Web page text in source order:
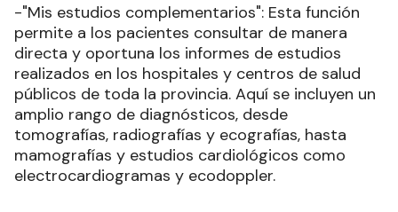
-"Mis estudios complementarios": Esta función
permite a los pacientes consultar de manera
directa y oportuna los informes de estudios
realizados en los hospitales y centros de salud
públicos de toda la provincia. Aquí se incluyen un
amplio rango de diagnósticos, desde
tomografías, radiografías y ecografías, hasta
mamografías y estudios cardiológicos como
electrocardiogramas y ecodoppler.